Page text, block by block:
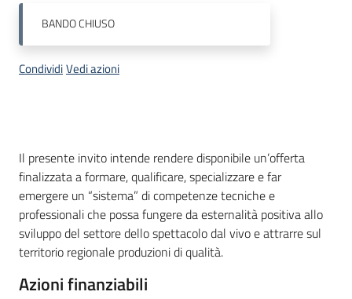
Programmi
Progetti
europeo
Plus
Seguici
BANDOCHIUSO
CondividiVedi azioni
Descrizione
Il presente invito intende rendere disponibile un’offerta
finalizzata a formare, qualificare, specializzare e far
emergere un “sistema” di competenze tecniche e
professionali che possa fungere da esternalità positiva allo
sviluppo del settore dello spettacolo dal vivo e attrarre sul
territorio regionale produzioni di qualità.
Azioni finanziabili